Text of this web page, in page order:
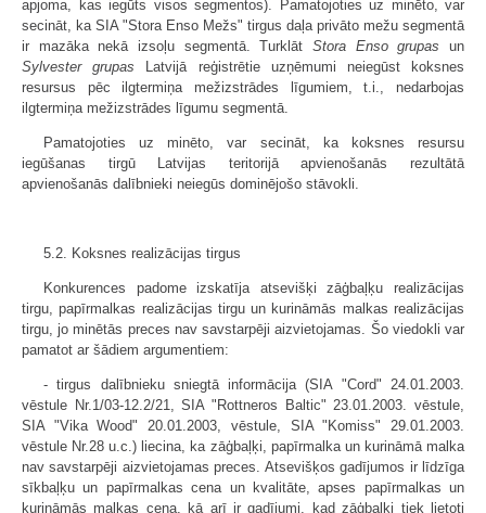
apjoma, kas iegūts visos segmentos). Pamatojoties uz minēto, var
secināt, ka SIA "Stora Enso Mežs" tirgus daļa privāto mežu segmentā
ir mazāka nekā izsoļu segmentā. Turklāt Stora Enso grupas un
Sylvester grupas Latvijā reģistrētie uzņēmumi neiegūst koksnes
resursus pēc ilgtermiņa mežizstrādes līgumiem, t.i., nedarbojas
ilgtermiņa mežizstrādes līgumu segmentā.
Pamatojoties uz minēto, var secināt, ka koksnes resursu
iegūšanas tirgū Latvijas teritorijā apvienošanās rezultātā
apvienošanās dalībnieki neiegūs dominējošo stāvokli.
5.2. Koksnes realizācijas tirgus
Konkurences padome izskatīja atsevišķi zāģbaļķu realizācijas
tirgu, papīrmalkas realizācijas tirgu un kurināmās malkas realizācijas
tirgu, jo minētās preces nav savstarpēji aizvietojamas. Šo viedokli var
pamatot ar šādiem argumentiem:
- tirgus dalībnieku sniegtā informācija (SIA "Cord" 24.01.2003.
vēstule Nr.1/03-12.2/21, SIA "Rottneros Baltic" 23.01.2003. vēstule,
SIA "Vika Wood" 20.01.2003, vēstule, SIA "Komiss" 29.01.2003.
vēstule Nr.28 u.c.) liecina, ka zāģbaļķi, papīrmalka un kurināmā malka
nav savstarpēji aizvietojamas preces. Atsevišķos gadījumos ir līdzīga
sīkbaļķu un papīrmalkas cena un kvalitāte, apses papīrmalkas un
kurināmās malkas cena, kā arī ir gadījumi, kad zāģbaļķi tiek lietoti